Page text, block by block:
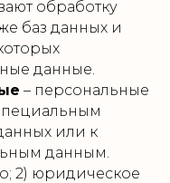
обработку
баз данных и
данные.
– персональные
или к
данным.
2) юридическое